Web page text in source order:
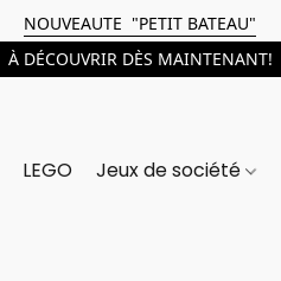
NOUVEAUTE "PETIT BATEAU"
À DÉCOUVRIR DÈS MAINTENANT!
LEGO Jeux de société